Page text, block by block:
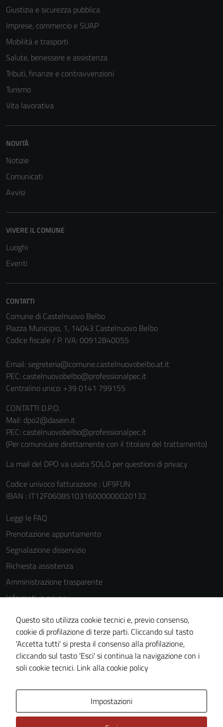
Giustizia e sicurezza pubblica
Imprese, commercio e SUAP
Mobilità e trasporti
Salute, benessere e assistenza
Tributi, finanze e contravvenzioni
Turismo
Vita lavorativa
NOVITÀ
Notizie
Comunicati
Avvisi
VIVERE IL COMUNE
Luoghi
Eventi
CONTATTI
Comune di Castelnuovo Belbo
Piazza Municipio, 1, 14043 Castelnuovo Belbo
Codice fiscale / P. IVA: 00912840055
Email: segreteria@comune.castelnuovobelbo.at.it
PEC: castelnuovobelbo@professionalpec.it
Centralino unico: +39 0141 799155
CONTATTI D.P.O.
Mail: dpo2@dasein.it
PEC: castelnuovobelbo@professionalpec.it
(Per comunicare direttamente con il titolare del trattamento)
La mail del DPO va usata SOLO per questioni di privacy
Codice univoco fatturazione : UF9FUN
IBAN : IT12F0608510316000000020132
Leggi le FAQ
Prenotazione appuntamento
Segnalazione disservizio
Richiesta assistenza
Amministrazione trasparente
Informativa privacy
Cookie Policy
Note legali
Dichiarazione di accessibilità
Piano di miglioramento del sito
Questo sito utilizza cookie tecnici e, previo consenso,
cookie di profilazione di terze parti. Cliccando sul tasto
'Accetta tutti' si presta il consenso alla profilazione,
cliccando sul tasto 'Esci' si continua la navigazione con i
soli cookie tecnici. Link alla cookie policy
Impostazioni
Questi cookie
non raccolgono
informazioni